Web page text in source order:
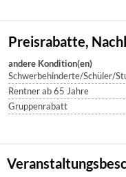
Preisrabatte,
andere Kondition(en)
Schwerbehinderte/Schüler/
Rentner ab 65 Jahre
Gruppenrabatt